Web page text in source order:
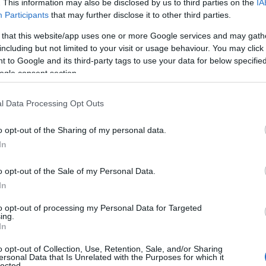
This information may also be disclosed by us to third parties on the
Participants that may further disclose it to other third parties.
that this website/app uses one or more Google services and may
but not limited to your visit or usage behaviour. You may
to Google and its third-party tags to use your data for below
consent section.
Data Processing Opt Outs
opt-out of the Sharing of my personal data.
opt-out of the Sale of my Personal Data.
opt-out of processing my Personal Data for Targeted
opt-out of Collection, Use, Retention, Sale, and/or Sharing
Data that Is Unrelated with the Purposes for which it
μαθήματα και πάλι τα ειδικά μαθήματα και τις
του 2022, θα αντικατασταθεί το μάθημα της
της Ομάδας Προσανατολισμού
ετών, τουπουργείο Παιδείαςέχει
παρά τις αντιδράσεις γονέων και μαθητών.
σε κάθε τμήμα να ορίζει εκείνο ποια
την συμπλήρωση του
βαρύτητας ανά μάθημα βάσει του γνωστικού
επιλέγει αυξημένο συντελεστή βαρύτητας
μαθήματα, για τα οποία θα πρέπει να ορίσει
για την εισαγωγή του στο τμήμα Μαθηματικών ο
καθώς αν η βαθμολογία του είναι χαμηλή, ο
προχωρήσουν σε επιλογές στο μηχανογραφικό τους
όρου τους.